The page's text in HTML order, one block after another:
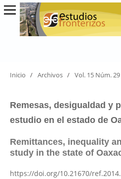
Inicio / Archivos / Vol. 15 Núm.
Remesas, desigualdad y
estudio en el estado de
Remittances, inequality
study in the state of
https://doi.org/10.21670/